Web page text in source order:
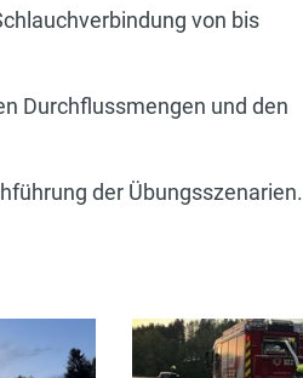
von bis
Durchflussmengen und den
der Übungsszenarien.